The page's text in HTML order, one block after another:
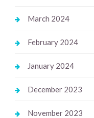
March 2024
February 2024
January 2024
December 2023
November 2023